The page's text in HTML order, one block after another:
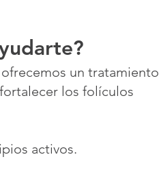
un tratamiento
los folículos
activos.